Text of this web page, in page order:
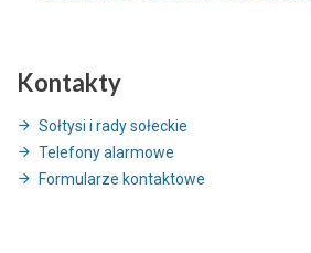
Kontakty
Sołtysi i rady sołeckie
Telefony alarmowe
Formularze kontaktowe